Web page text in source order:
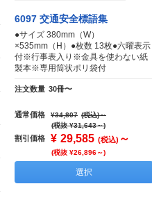
6097 交通安全標語集
●サイズ 380mm（W）
×535mm（H）●枚数 13枚●六曜表示
付※行事表入り※金具を使わない紙
製本※専用筒状ポリ袋付
注文数量 30冊〜
通常価格 ¥34,807 (税込)～
(税抜 ¥31,643～)
割引価格 ¥ 29,585 (税込) ～
(税抜 ¥26,896～)
選択